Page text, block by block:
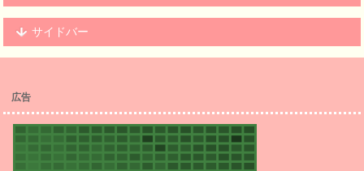
サイドバー
広告